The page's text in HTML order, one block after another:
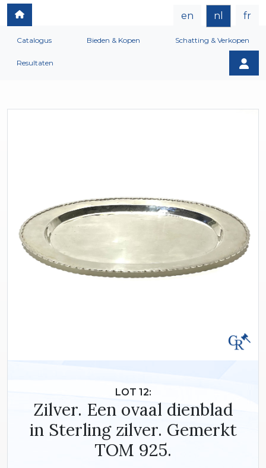
en nl fr
Catalogus Bieden & Kopen Schatting & Verkopen
Resultaten
LOT 12:
Zilver. Een ovaal dienblad
in Sterling zilver. Gemerkt
TOM 925.